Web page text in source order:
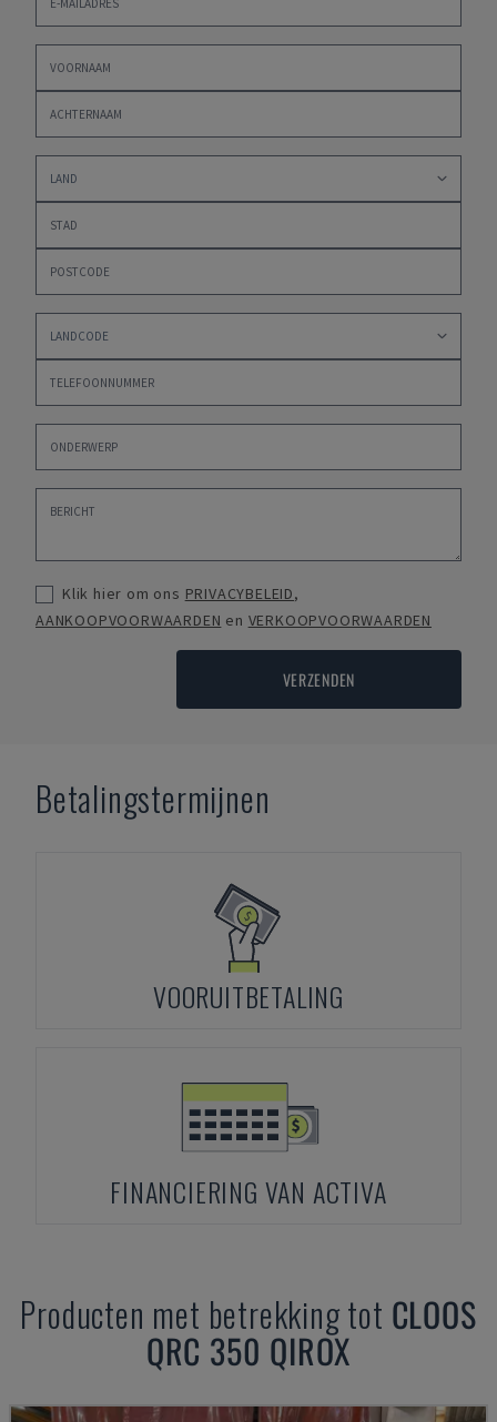
Klik hier om ons PRIVACYBELEID,
AANKOOPVOORWAARDEN en VERKOOPVOORWAARDEN
VERZENDEN
Betalingstermijnen
VOORUITBETALING
FINANCIERING VAN ACTIVA
Producten met betrekking tot CLOOS
QRC 350 QIROX